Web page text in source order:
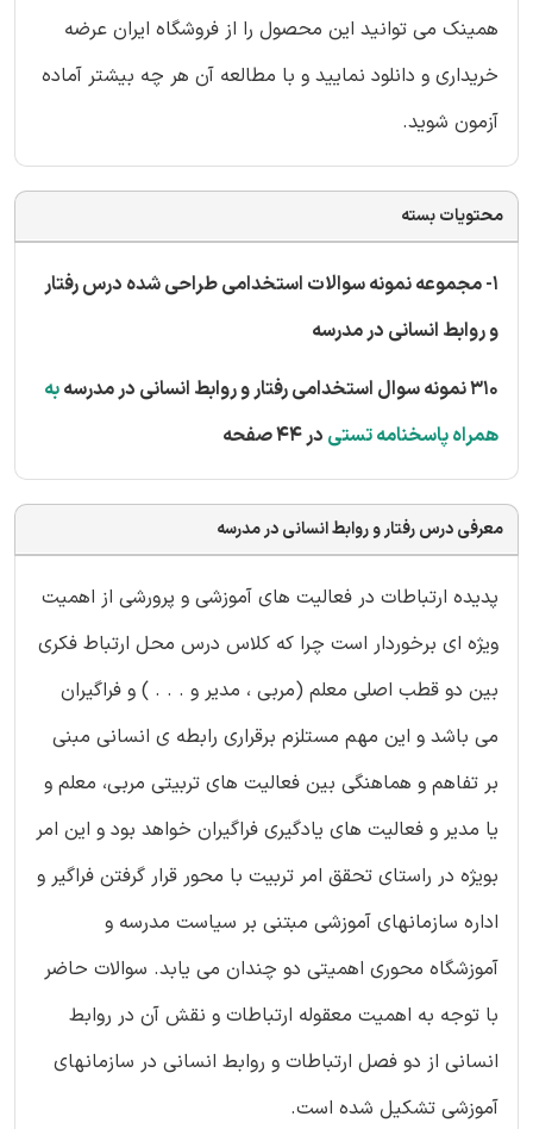
همینک می توانید این محصول را از فروشگاه ایران عرضه
خریداری و دانلود نمایید و با مطالعه آن هر چه بیشتر آماده
آزمون شوید.
محتویات بسته
1- مجموعه نمونه سوالات استخدامی طراحی شده درس رفتار
و روابط انسانی در مدرسه
310 نمونه سوال استخدامی رفتار و روابط انسانی در مدرسه
به
همراه پاسخنامه تستی در 44 صفحه
معرفی درس رفتار و روابط انسانی در مدرسه
پدیده ارتباطات در فعالیت های آموزشی و پرورشی از اهمیت
ویژه ای برخوردار است چرا که کلاس درس محل ارتباط فکری
بین دو قطب اصلی معلم (مربی ، مدیر و . . . ) و فراگیران
می باشد و این مهم مستلزم برقراری رابطه ی انسانی مبنی
بر تفاهم و هماهنگی بین فعالیت های تربیتی مربی، معلم و
یا مدیر و فعالیت های یادگیری فراگیران خواهد بود و این امر
بویژه در راستای تحقق امر تربیت با محور قرار گرفتن فراگیر و
اداره سازمانهای آموزشی مبتنی بر سیاست مدرسه و
آموزشگاه محوری اهمیتی دو چندان می یابد. سوالات حاضر
با توجه به اهمیت معقوله ارتباطات و نقش آن در روابط
انسانی از دو فصل ارتباطات و روابط انسانی در سازمانهای
آموزشی تشکیل شده است.